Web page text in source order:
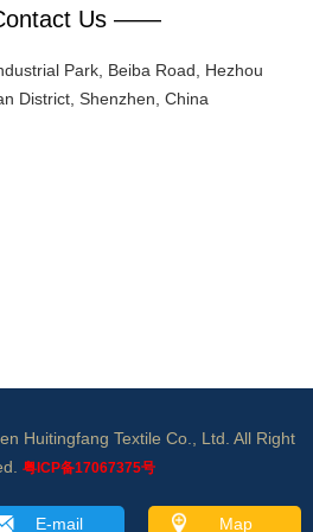
Us ——
Park, Beiba Road, Hezhou
District, Shenzhen, China
Huitingfang Textile Co., Ltd. All Right
粤ICP备17067375号
E-mail Map